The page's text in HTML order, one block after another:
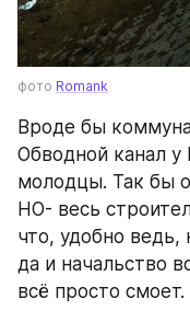
фото Romank
Вроде бы
Обводной канал
молодцы. Так бы
НО- весь
что, удобно ведь,
да и начальство
всё просто смоет.